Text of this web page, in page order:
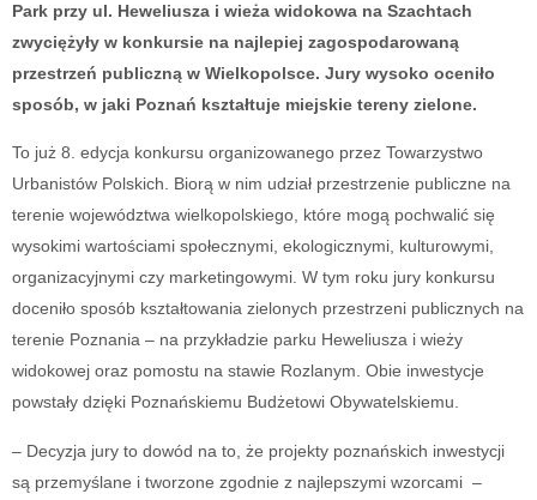
Park przy ul. Heweliusza i wieża widokowa na Szachtach
zwyciężyły w konkursie na najlepiej zagospodarowaną
przestrzeń publiczną w Wielkopolsce. Jury wysoko oceniło
sposób, w jaki Poznań kształtuje miejskie tereny zielone.
To już 8. edycja konkursu organizowanego przez Towarzystwo
Urbanistów Polskich. Biorą w nim udział przestrzenie publiczne na
terenie województwa wielkopolskiego, które mogą pochwalić się
wysokimi wartościami społecznymi, ekologicznymi, kulturowymi,
organizacyjnymi czy marketingowymi. W tym roku jury konkursu
doceniło sposób kształtowania zielonych przestrzeni publicznych na
terenie Poznania – na przykładzie parku Heweliusza i wieży
widokowej oraz pomostu na stawie Rozlanym. Obie inwestycje
powstały dzięki Poznańskiemu Budżetowi Obywatelskiemu.
– Decyzja jury to dowód na to, że projekty poznańskich inwestycji
są przemyślane i tworzone zgodnie z najlepszymi wzorcami –